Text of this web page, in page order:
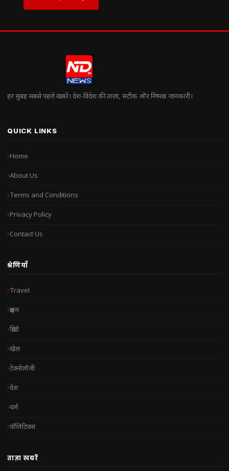
हर सुबह सबसे पहले खबरें। देश-विदेश की ताज़ा, सटीक और निष्पक्ष जानकारी।
QUICK LINKS
Home
About Us
Terms and Conditions
Privacy Policy
Contact Us
श्रेणियाँ
Travel
क्राइम
क्रिप्टो
खेल
टेक्नोलॉजी
देश
धर्म
पॉलिटिक्स
ताज़ा खबरें